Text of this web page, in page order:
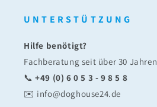
U N T E R S T Ü T Z U N G
Hilfe benötigt?
Fachberatung seit über 30 Jahren
📞+49 (0) 6 0 5 3 - 9 8 5 8
✉️ info@doghouse24.de